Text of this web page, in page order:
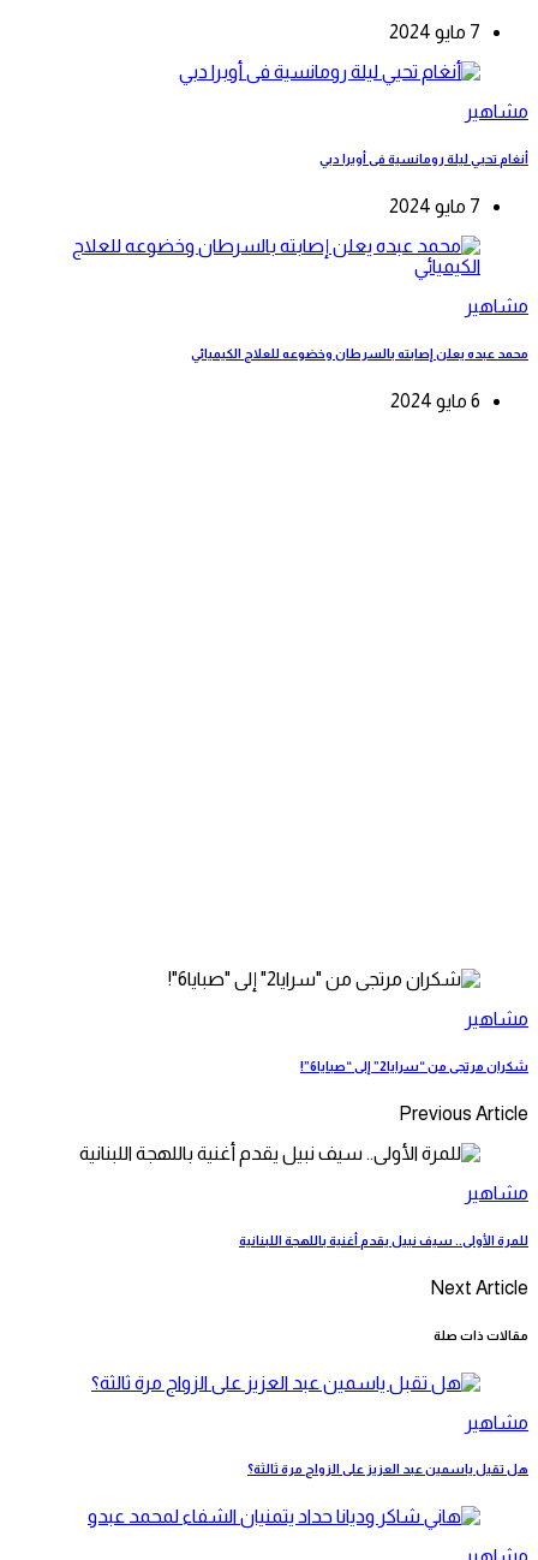
7 مايو 2024
مشاهير
أنغام تحيي ليلة رومانسية فى أوبرا دبي
7 مايو 2024
مشاهير
محمد عبده يعلن إصابته بالسرطان وخضوعه للعلاج الكيميائي
6 مايو 2024
مشاهير
شكران مرتجى من “سرايا2” إلى “صبايا6”!
Previous Article
مشاهير
للمرة الأولى.. سيف نبيل يقدم أغنية باللهجة اللبنانية
Next Article
مقالات ذات صلة
مشاهير
هل تقبل ياسمين عبد العزيز على الزواج مرة ثالثة؟